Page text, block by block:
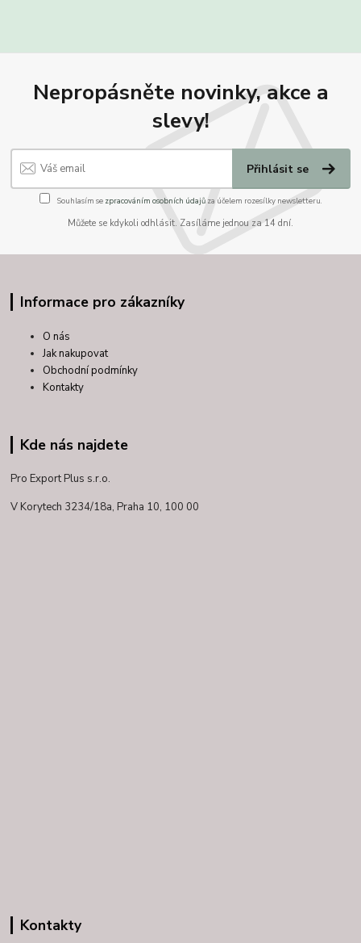
Nepropásněte novinky, akce a
slevy!
Přihlásit se
Souhlasím se zpracováním osobních údajůza účelem rozesílky newsletteru.
Můžete se kdykoli odhlásit. Zasíláme jednou za 14 dní.
Informace pro zákazníky
O nás
Jak nakupovat
Obchodní podmínky
Kontakty
Kde nás najdete
Pro Export Plus s.r.o.
V Korytech 3234/18a, Praha 10, 100 00
Kontakty